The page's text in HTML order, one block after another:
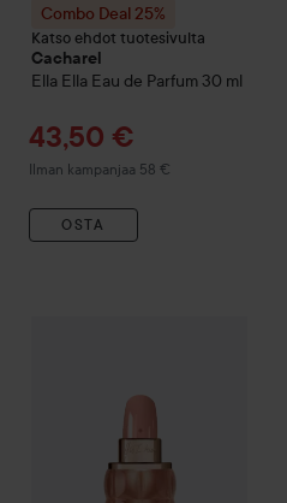
Combo Deal 25%
Katso ehdot tuotesivulta
Cacharel
Ella Ella Eau de Parfum 30 ml
Tarjoushinta
43,50 €
Ilman kampanjaa 58 €
OSTA